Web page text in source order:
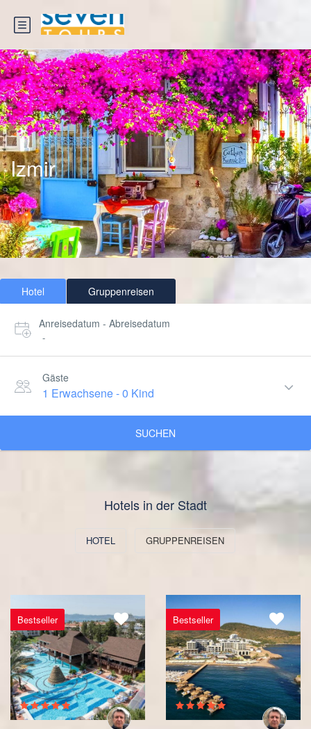
Izmir
Hotel Gruppenreisen
Anreisedatum - Abreisedatum
-
Gäste
1 Erwachsene-0 Kind
SUCHEN
Hotels in der Stadt
HOTEL GRUPPENREISEN
Bestseller Bestseller